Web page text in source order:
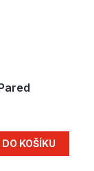
DO KOŠÍKU